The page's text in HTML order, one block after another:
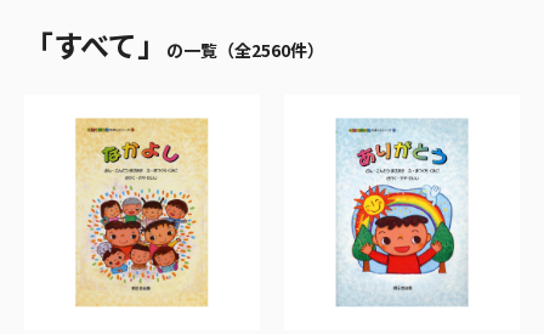
「すべて」 の一覧（全2560件）